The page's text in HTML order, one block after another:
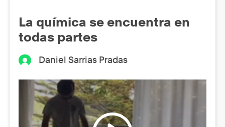
La química se encuentra en
todas partes
Daniel Sarrias Pradas